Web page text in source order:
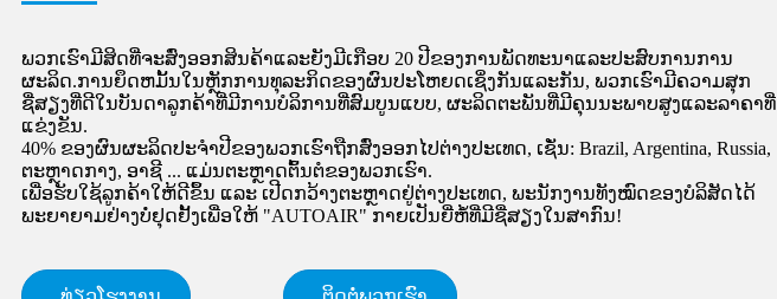
ພວກເຮົາມີສິດທີ່ຈະສົ່ງອອກສິນຄ້າແລະຍັງມີເກືອບ 20 ປີຂອງການພັດທະນາແລະປະສົບການການ
ຜະລິດ.ການຍຶດຫມັ້ນໃນຫຼັກການທຸລະກິດຂອງຜົນປະໂຫຍດເຊິ່ງກັນແລະກັນ, ພວກເຮົາມີຄວາມສຸກ
ຊື່ສຽງທີ່ດີໃນບັນດາລູກຄ້າທີ່ມີການບໍລິການທີ່ສົມບູນແບບ, ຜະລິດຕະພັນທີ່ມີຄຸນນະພາບສູງແລະລາຄາທີ່
ແຂ່ງຂັນ.
40% ຂອງຜົນຜະລິດປະຈໍາປີຂອງພວກເຮົາຖືກສົ່ງອອກໄປຕ່າງປະເທດ, ເຊັ່ນ: Brazil, Argentina, Russia,
ຕະຫຼາດກາງ, ອາຊີ ... ແມ່ນຕະຫຼາດຕົ້ນຕໍຂອງພວກເຮົາ.
​ເພື່ອ​ຮັບ​ໃຊ້​ລູກ​ຄ້າ​ໃຫ້​ດີ​ຂຶ້ນ ​ແລະ ​ເປີດ​ກວ້າງ​ຕະຫຼາດ​ຢູ່​ຕ່າງປະ​ເທດ, ພະນັກງານ​ທັງ​ໝົດ​ຂອງ​ບໍລິສັດ​ໄດ້​
ພະຍາຍາມ​ຢ່າງ​ບໍ່​ຢຸດ​ຢັ້ງ​ເພື່ອ​ໃຫ້ "AUTOAIR" ກາຍ​ເປັນ​ຍີ່ຫໍ້​ທີ່​ມີ​ຊື່​ສຽງ​ໃນ​ສາກົນ!